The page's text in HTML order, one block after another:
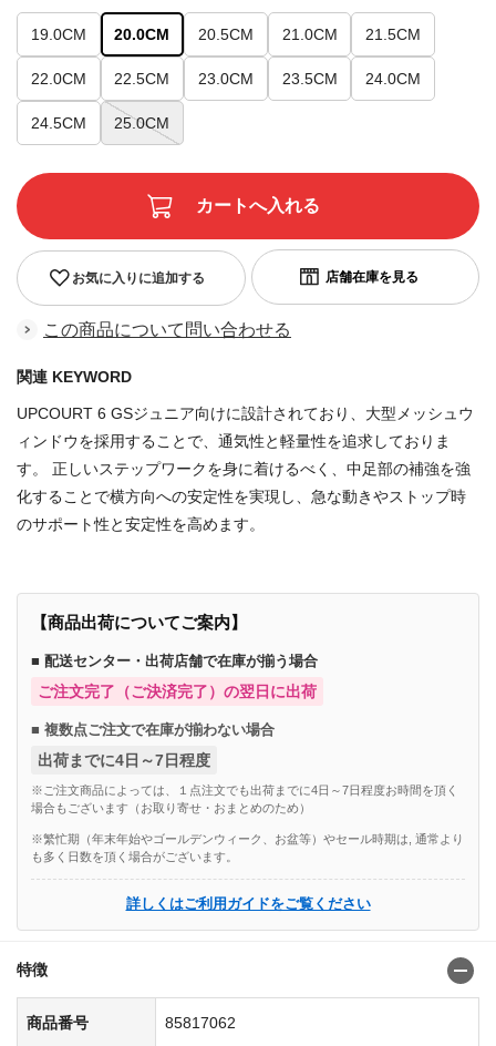
19.0CM 20.0CM 20.5CM 21.0CM 21.5CM
22.0CM 22.5CM 23.0CM 23.5CM 24.0CM
24.5CM 25.0CM
お気に入りに追加する
この商品について問い合わせる
関連 KEYWORD
UPCOURT 6 GSジュニア向けに設計されており、大型メッシュウ
ィンドウを採用することで、通気性と軽量性を追求しておりま
す。 正しいステップワークを身に着けるべく、中足部の補強を強
化することで横方向への安定性を実現し、急な動きやストップ時
のサポート性と安定性を高めます。
【商品出荷についてご案内】
■ 配送センター・出荷店舗で在庫が揃う場合
ご注文完了（ご決済完了）の翌日に出荷
■ 複数点ご注文で在庫が揃わない場合
出荷までに4日～7日程度
※ご注文商品によっては、１点注文でも出荷までに4日～7日程度お時間を頂く
場合もございます（お取り寄せ・おまとめのため）
※繁忙期（年末年始やゴールデンウィーク、お盆等）やセール時期は, 通常より
も多く日数を頂く場合がございます。
詳しくはご利用ガイドをご覧ください
特徴
商品番号 85817062